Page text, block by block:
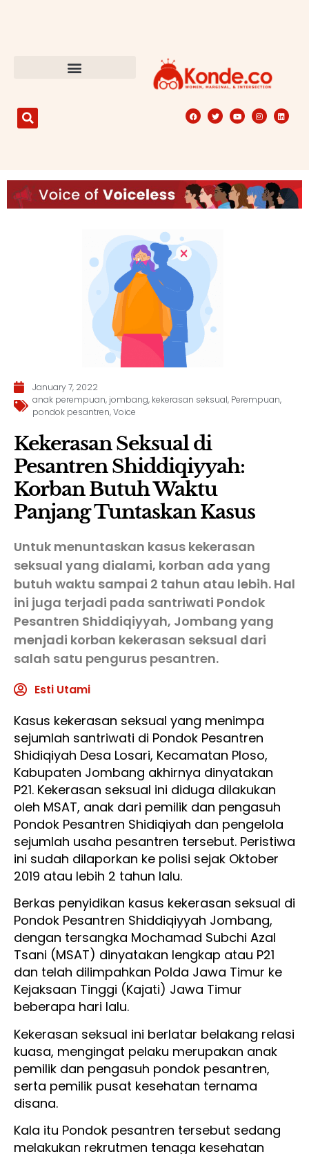
January 7, 2022
anak perempuan, jombang, kekerasan seksual, Perempuan,
pondok pesantren,Voice
Kekerasan Seksual di
Pesantren Shiddiqiyyah:
Korban Butuh Waktu
Panjang Tuntaskan Kasus
Untuk menuntaskan kasus kekerasan
seksual yang dialami, korban ada yang
butuh waktu sampai 2 tahun atau lebih. Hal
ini juga terjadi pada santriwati Pondok
Pesantren Shiddiqiyyah, Jombang yang
menjadi korban kekerasan seksual dari
salah satu pengurus pesantren.
Esti Utami
Kasus kekerasan seksual yang menimpa
sejumlah santriwati di Pondok Pesantren
Shidiqiyah Desa Losari, Kecamatan Ploso,
Kabupaten Jombang akhirnya dinyatakan
P21. Kekerasan seksual ini diduga dilakukan
oleh MSAT, anak dari pemilik dan pengasuh
Pondok Pesantren Shidiqiyah dan pengelola
sejumlah usaha pesantren tersebut. Peristiwa
ini sudah dilaporkan ke polisi sejak Oktober
2019 atau lebih 2 tahun lalu.
Berkas penyidikan kasus kekerasan seksual di
Pondok Pesantren Shiddiqiyyah Jombang,
dengan tersangka Mochamad Subchi Azal
Tsani (MSAT) dinyatakan lengkap atau P21
dan telah dilimpahkan Polda Jawa Timur ke
Kejaksaan Tinggi (Kajati) Jawa Timur
beberapa hari lalu.
Kekerasan seksual ini berlatar belakang relasi
kuasa, mengingat pelaku merupakan anak
pemilik dan pengasuh pondok pesantren,
serta pemilik pusat kesehatan ternama
disana.
Kala itu Pondok pesantren tersebut sedang
melakukan rekrutmen tenaga kesehatan